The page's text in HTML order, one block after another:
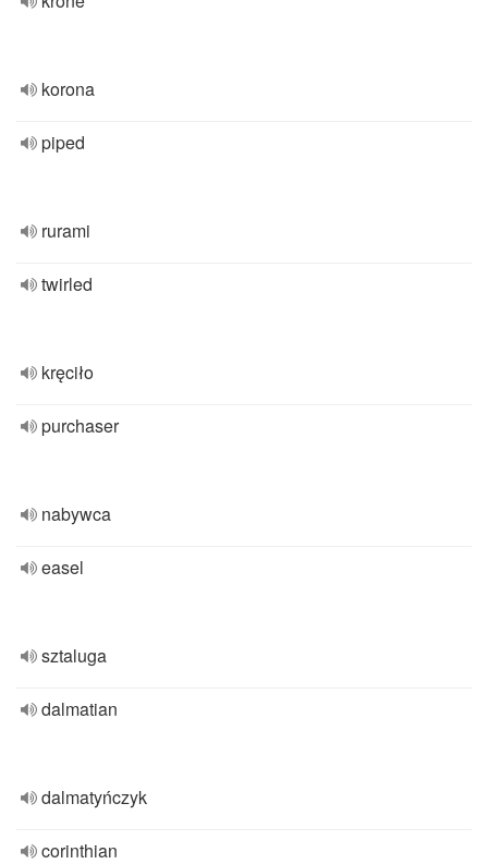
korona
piped
rurami
twirled
kręciło
purchaser
nabywca
easel
sztaluga
dalmatian
dalmatyńczyk
corinthian